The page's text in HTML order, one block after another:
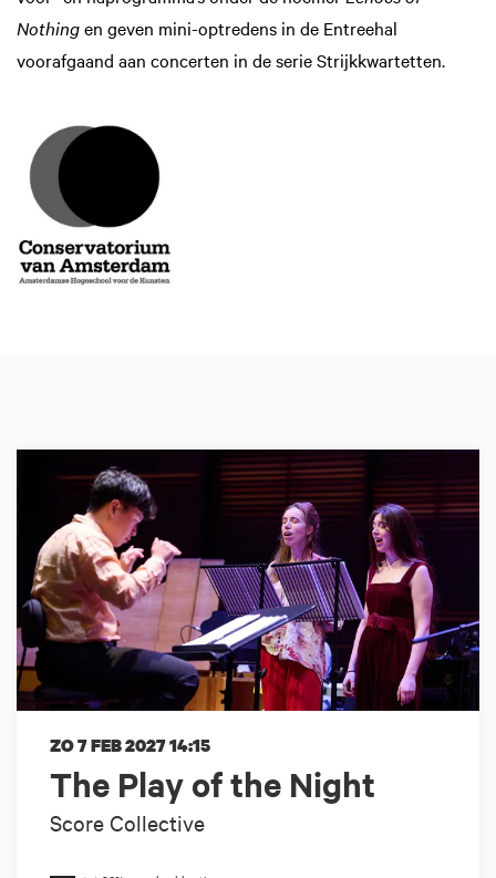
Nothingen geven mini-optredens in de Entreehal
voorafgaand aan concerten in de serie Strijkkwartetten.
The Play of the Night
Score Collective
ZO 7 FEB 202714:15